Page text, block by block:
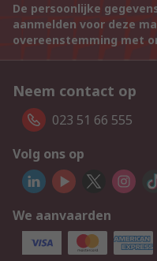
De persoonlijke
aanmelden voor deze
overeenstemming met
Neem contact op
023 51 66 555
Volg ons op
We aanvaarden